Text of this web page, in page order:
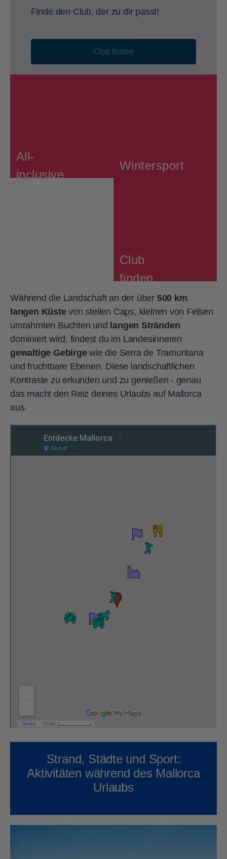
Finde den Club, der zu dir passt!
Club finden
All-
inclusive
Wintersport
Club
finden
Während die Landschaft an der über 500 km
langen Küstevon steilen Caps, kleinen von Felsen
umrahmten Buchten und langen Stränden
dominiert wird, findest du im Landesinneren
gewaltige Gebirgewie die Serra de Tramuntana
und fruchtbare Ebenen. Diese landschaftlichen
Kontraste zu erkunden und zu genießen - genau
das macht den Reiz deines Urlaubs auf Mallorca
aus.
Strand, Städte und Sport:
Aktivitäten während des Mallorca
Urlaubs